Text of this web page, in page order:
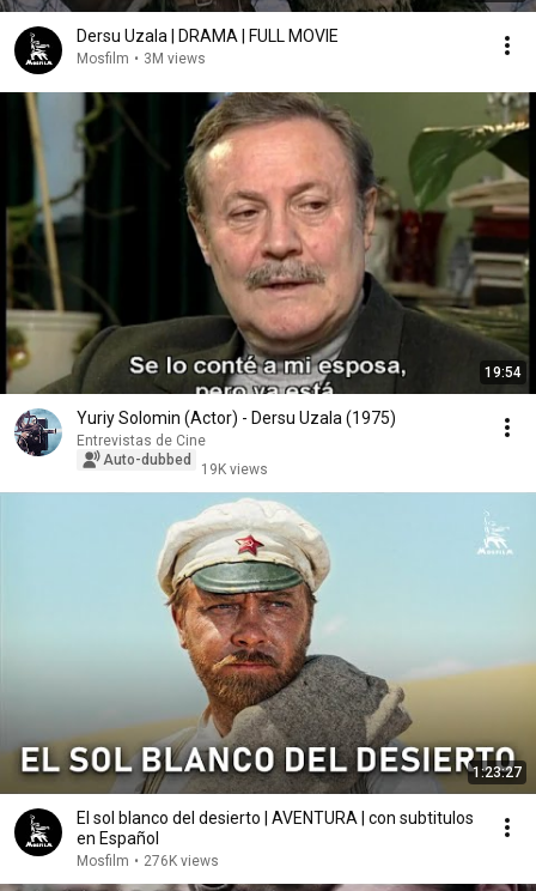
Dersu Uzala | DRAMA | FULL MOVIE
Mosfilm • 3M views
19:54
Yuriy Solomin (Actor) - Dersu Uzala (1975)
Entrevistas de Cine
Auto-dubbed
19K views
1:23:27
El sol blanco del desierto | AVENTURA | con subtitulos
en Español
Mosfilm • 276K views